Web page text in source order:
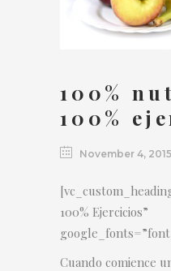
100%
100%
November 4, 2015
100% Ejercicios”
Cuando comience